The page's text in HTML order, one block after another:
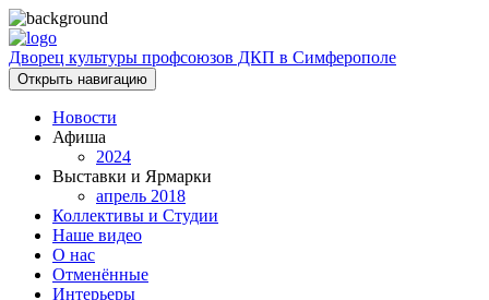
Дворец культуры профсоюзов ДКП в Симферополе
Открыть навигацию
Новости
Афиша
2024
Выставки и Ярмарки
апрель 2018
Коллективы и Студии
Наше видео
О нас
Отменённые
Интерьеры